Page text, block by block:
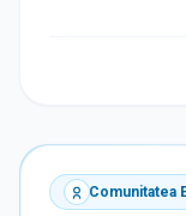
Comunitatea